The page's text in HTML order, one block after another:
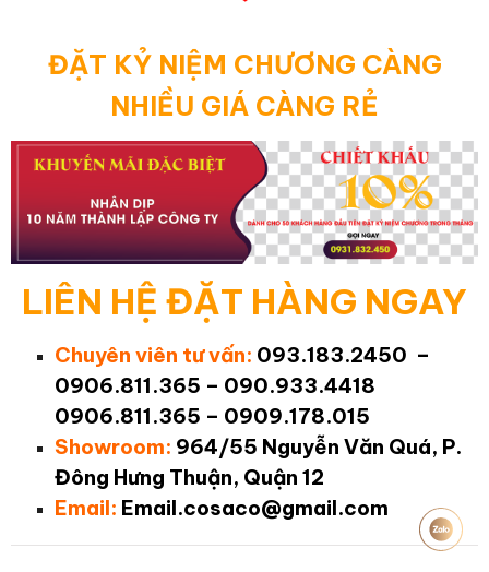
ĐẶT KỶ NIỆM CHƯƠNG CÀNG
NHIỀU GIÁ CÀNG RẺ
LIÊN HỆ ĐẶT HÀNG NGAY
Chuyên viên tư vấn: 093.183.2450 –
0906.811.365 – 090.933.4418
0906.811.365 – 0909.178.015
Showroom: 964/55 Nguyễn Văn Quá, P.
Đông Hưng Thuận, Quận 12
Email: Email.cosaco@gmail.com